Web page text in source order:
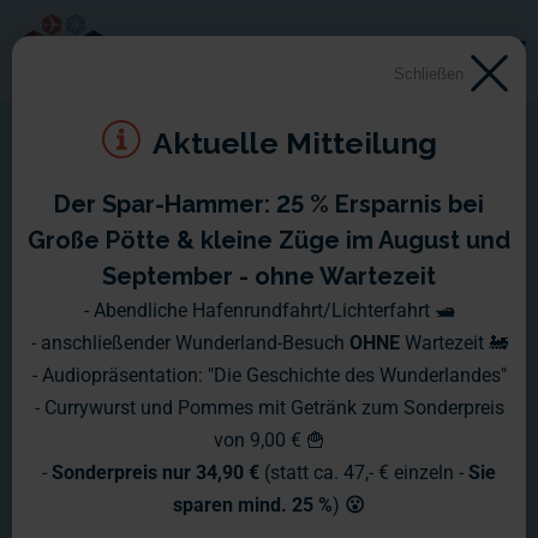
Montag, 30.11. - Sonntag,
06.12.2015
Sind Sie besinnlich in die Weihnachtszeit gestartet? Das ist
schön, denn auch im Wunderland weihnachtet es ziemlich.
Das große Weihnachtsmänner-Suchen auf der Anlage ist
wieder eröffnet! Hunderte Preiser-Figuren haben sich bereit
erklärt, in teils gewagten Kostümen die Ausstellung festlich
zu bereichern und mancherorts ist sogar schon eine
Schließen
Aktuelle Mitteilung
Der Spar-Hammer: 25 % Ersparnis bei
Große Pötte & kleine Züge im August und
September - ohne Wartezeit
- Abendliche Hafenrundfahrt/Lichterfahrt 🛥️
- anschließender Wunderland-Besuch OHNE Wartezeit 🚂
- Audiopräsentation: "Die Geschichte des Wunderlandes"
- Currywurst und Pommes mit Getränk zum Sonderpreis
von 9,00 € 🍟
- Sonderpreis nur 34,90 € (statt ca. 47,- € einzeln - Sie
sparen mind. 25 %) 😮